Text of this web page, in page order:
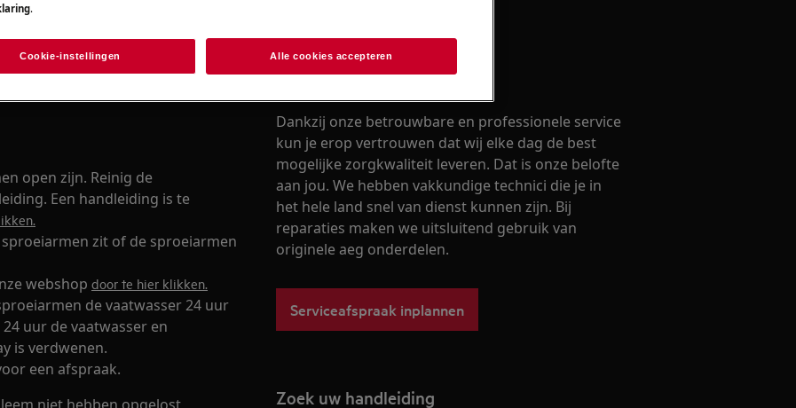
open zijn. Reinig de
Een handleiding is te
zit of de sproeiarmen
webshop door te hier klikken.
de vaatwasser 24 uur
uur de vaatwasser en
is verdwenen.
een afspraak.
Dankzij onze betrouwbare en professionele service
kun je erop vertrouwen dat wij elke dag de best
mogelijke zorgkwaliteit leveren. Dat is onze belofte
aan jou. We hebben vakkundige technici die je in
het hele land snel van dienst kunnen zijn. Bij
reparaties maken we uitsluitend gebruik van
originele aeg onderdelen.
Serviceafspraak inplannen
Zoek uw handleiding
.
Cookie-instellingen Alle cookies accepteren